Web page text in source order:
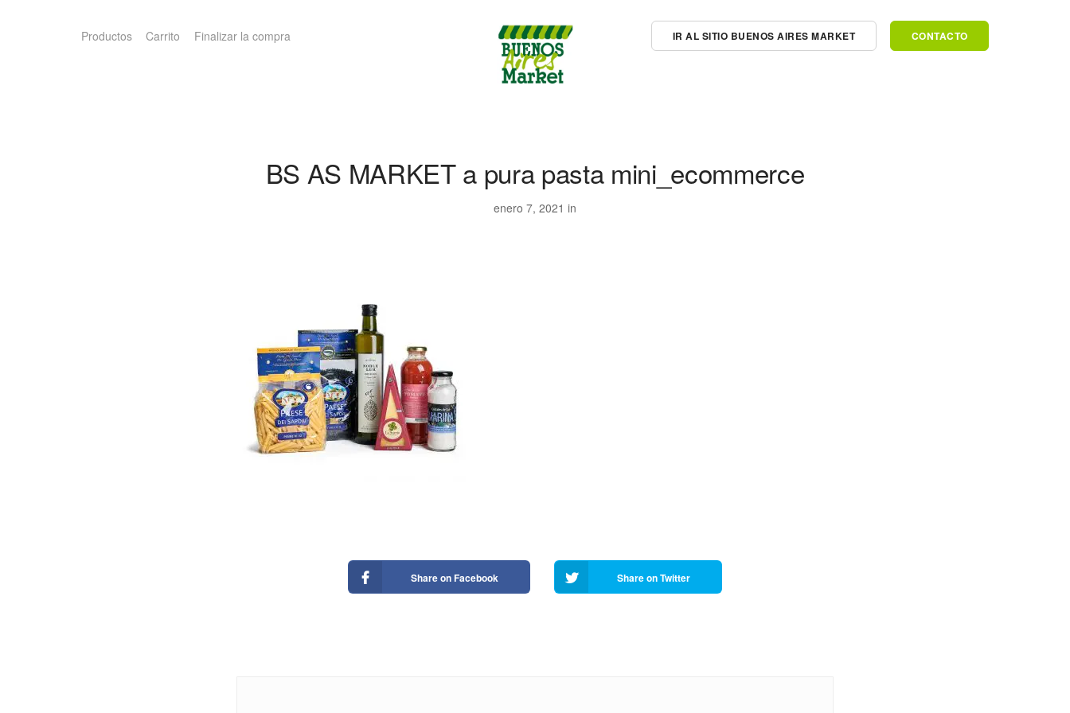
Productos Carrito Finalizar la compra IR AL SITIO BUENOS AIRES MARKET CONTACTO
BS AS MARKET a pura pasta mini_ecommerce
enero 7, 2021 in
Share on Facebook Share on Twitter